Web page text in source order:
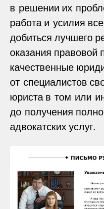
в решении их
работа и усилия
добиться лучшего
оказания
качественные
от специалистов
юриста в том или
до получения
адвокатских услуг.